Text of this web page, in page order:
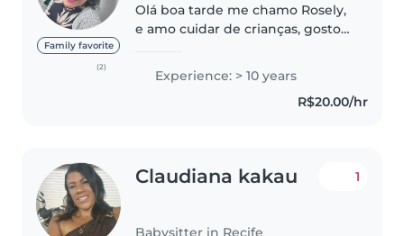
Family favorite
(2)
Olá boa tarde me chamo Rosely,
e amo cuidar de crianças, gosto
falecido Ariano suassuna dona
verônica suassuna, eu so me..
Experience: > 10 years
R$20.00/hr
Claudiana kakau
Babysitter in Recife
1